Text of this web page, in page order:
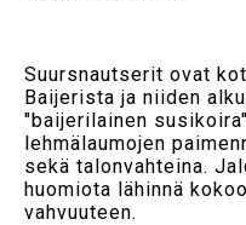
Suursnautserit ovat
Baijerista ja niiden
"baijerilainen
lehmälaumojen
sekä talonvahteina.
huomiota lähinnä
vahvuuteen.